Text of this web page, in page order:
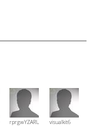
rprgwYZARUTZQyCWESpD
visualkit6